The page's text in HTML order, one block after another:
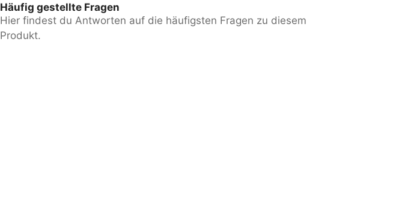
Häufig gestellte Fragen
Hier findest du Antworten auf die häufigsten Fragen zu diesem
Produkt.